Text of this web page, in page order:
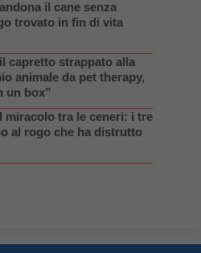
il cane senza
trovato in fin di vita
capretto strappato alla
animale da pet therapy,
un box”
miracolo tra le ceneri: i tre
al rogo che ha distrutto